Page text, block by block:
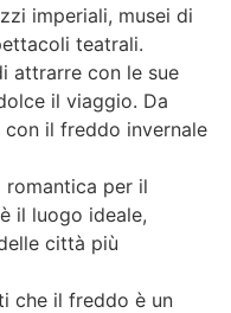
imperiali, musei di
teatrali.
attrarre con le sue
il viaggio. Da
il freddo invernale
romantica per il
il luogo ideale,
città più
che il freddo è un